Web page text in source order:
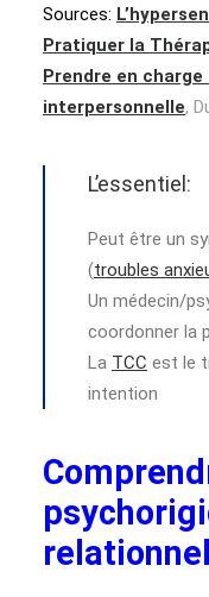
Sources:
Pratiquer la
Prendre en
interpersonnelle,
L’essentiel:
Peut être un
(troubles
Un médecin/
coordonner la
La TCC est le
intention